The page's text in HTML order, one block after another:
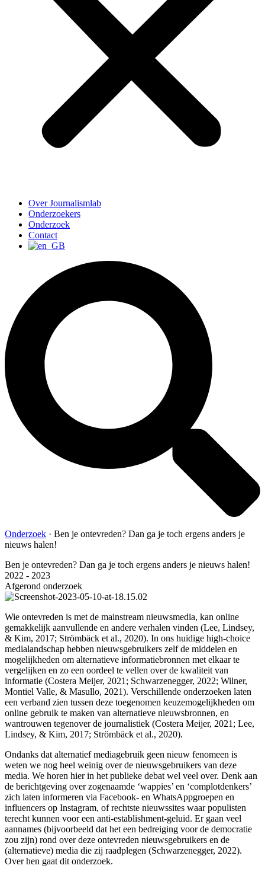
Over Journalismlab
Onderzoekers
Onderzoek
Contact
Onderzoek · Ben je ontevreden? Dan ga je toch ergens anders je
nieuws halen!
Ben je ontevreden? Dan ga je toch ergens anders je nieuws halen!
2022 - 2023
Afgerond onderzoek
Wie ontevreden is met de mainstream nieuwsmedia, kan online
gemakkelijk aanvullende en andere verhalen vinden (Lee, Lindsey,
& Kim, 2017; Strömbäck et al., 2020). In ons huidige high-choice
medialandschap hebben nieuwsgebruikers zelf de middelen en
mogelijkheden om alternatieve informatiebronnen met elkaar te
vergelijken en zo een oordeel te vellen over de kwaliteit van
informatie (Costera Meijer, 2021; Schwarzenegger, 2022; Wilner,
Montiel Valle, & Masullo, 2021). Verschillende onderzoeken laten
een verband zien tussen deze toegenomen keuzemogelijkheden om
online gebruik te maken van alternatieve nieuwsbronnen, en
wantrouwen tegenover de journalistiek (Costera Meijer, 2021; Lee,
Lindsey, & Kim, 2017; Strömbäck et al., 2020).
Ondanks dat alternatief mediagebruik geen nieuw fenomeen is
weten we nog heel weinig over de nieuwsgebruikers van deze
media. We horen hier in het publieke debat wel veel over. Denk aan
de berichtgeving over zogenaamde ‘wappies’ en ‘complotdenkers’
zich laten informeren via Facebook- en WhatsAppgroepen en
influencers op Instagram, of rechtste nieuwssites waar populisten
terecht kunnen voor een anti-establishment-geluid. Er gaan veel
aannames (bijvoorbeeld dat het een bedreiging voor de democratie
zou zijn) rond over deze ontevreden nieuwsgebruikers en de
(alternatieve) media die zij raadplegen (Schwarzenegger, 2022).
Over hen gaat dit onderzoek.